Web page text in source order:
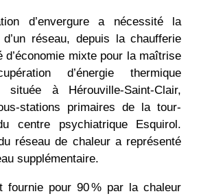
d’envergure a nécessité la
réseau, depuis la chaufferie
d’économie mixte pour la maîtrise
d’énergie thermique
située à Hérouville-Saint-Clair,
stations primaires de la tour-
centre psychiatrique Esquirol.
réseau de chaleur a représenté
supplémentaire.
fournie pour 90 % par la chaleur